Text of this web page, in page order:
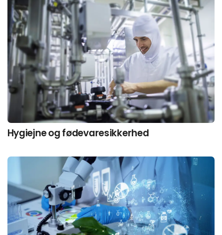
Hygiejne og fødevaresikkerhed